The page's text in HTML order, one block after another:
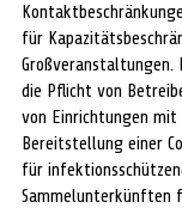
für
die Pflicht von
von Einrichtungen
Bereitstellung einer
für
Sammelunterkünften